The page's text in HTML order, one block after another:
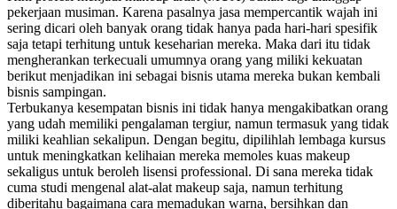
pekerjaan musiman. Karena pasalnya jasa mempercantik wajah ini
sering dicari oleh banyak orang tidak hanya pada hari-hari spesifik
saja tetapi terhitung untuk keseharian mereka. Maka dari itu tidak
mengherankan terkecuali umumnya orang yang miliki kekuatan
berikut menjadikan ini sebagai bisnis utama mereka bukan kembali
bisnis sampingan.
Terbukanya kesempatan bisnis ini tidak hanya mengakibatkan orang
yang udah memiliki pengalaman tergiur, namun termasuk yang tidak
miliki keahlian sekalipun. Dengan begitu, dipilihlah lembaga kursus
untuk meningkatkan kelihaian mereka memoles kuas makeup
sekaligus untuk beroleh lisensi professional. Di sana mereka tidak
cuma studi mengenal alat-alat makeup saja, namun terhitung
diberitahu bagaimana cara memadukan warna, bersihkan dan